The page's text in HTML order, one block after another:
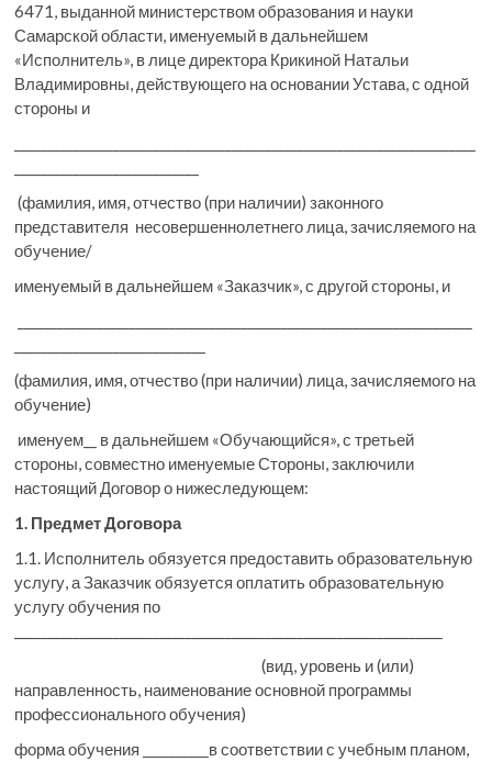
6471, выданной министерством образования и науки
Самарской области, именуемый в дальнейшем
«Исполнитель», в лице директора Крикиной Натальи
Владимировны, действующего на основании Устава, с одной
стороны и
(фамилия, имя, отчество (при наличии) законного
представителя несовершеннолетнего лица, зачисляемого на
обучение/
именуемый в дальнейшем «Заказчик», с другой стороны, и
(фамилия, имя, отчество (при наличии) лица, зачисляемого на
обучение)
именуем__ в дальнейшем «Обучающийся», с третьей
стороны, совместно именуемые Стороны, заключили
настоящий Договор о нижеследующем:
1. Предмет Договора
1.1. Исполнитель обязуется предоставить образовательную
услугу, а Заказчик обязуется оплатить образовательную
услугу обучения по
(вид, уровень и (или)
направленность, наименование основной программы
профессионального обучения)
форма обучения __________в соответствии с учебным планом,